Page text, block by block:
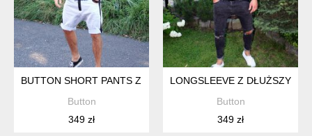
BUTTON SHORT PANTS Z LAMPASEM KRÓTKIE SPODENKI
Button
349 zł
LONGSLEEVE Z DŁUŻSZYM
Button
349 zł